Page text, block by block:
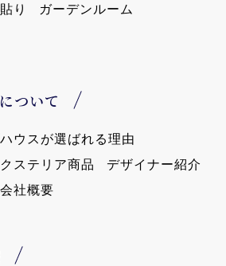
り
ガーデンルーム
ついて
ウスが選ばれる理由
ステリア商品
デザイナー紹介
会社概要